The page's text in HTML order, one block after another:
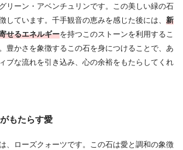
リーン・アベンチュリンです。この美しい緑の石
しています。千手観音の恵みを感じた後には、 新
せるエネルギーを持つこのストーンを利用するこ
豊かさを象徴するこの石を身につけることで、あ
ブな流れを引き込み、心の余裕をもたらしてくれ
もたらす愛
、ローズクォーツです。この石は愛と調和の象徴